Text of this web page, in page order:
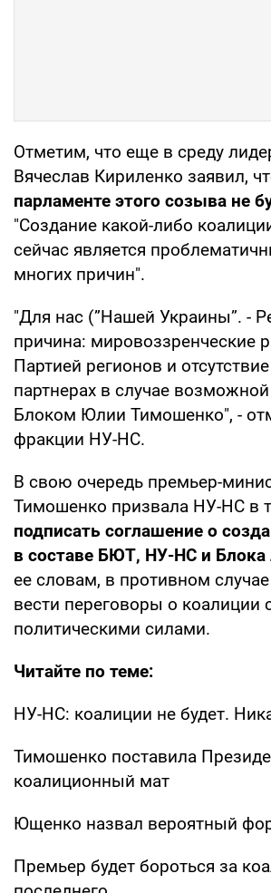
Отметим, что еще в среду
Вячеслав Кириленко заявил,
парламенте этого созыва не
"Создание какой-либо
сейчас является
многих причин".
"Для нас (”Нашей Украины”. -
причина: мировоззренческие
Партией регионов и
партнерах в случае
Блоком Юлии Тимошенко", -
фракции НУ-НС.
В свою очередь премьер-
Тимошенко призвала НУ-НС в
подписать соглашение о
в составе БЮТ, НУ-НС и Блока
ее словам, в противном
вести переговоры о коалиции
политическими силами.
Читайте по теме:
НУ-НС: коалиции не будет.
Тимошенко поставила
коалиционный мат
Ющенко назвал вероятный
Премьер будет бороться за